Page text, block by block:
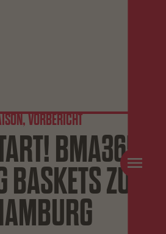
VORBERICHT
BMA365
BASKETS ZU